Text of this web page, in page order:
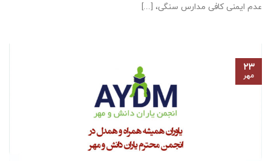
عدم ایمنی کافی مدارس سنگی، [...]
۲۳
مهر